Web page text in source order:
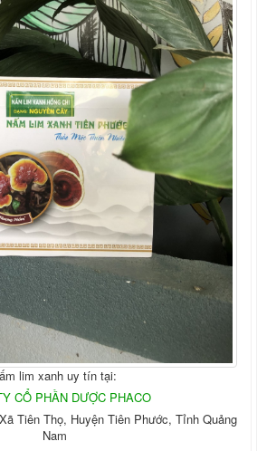
lim xanh uy tín tại:
CỔ PHẦN DƯỢC PHACO
Tiên Thọ, Huyện Tiên Phước, Tỉnh Quảng
Nam